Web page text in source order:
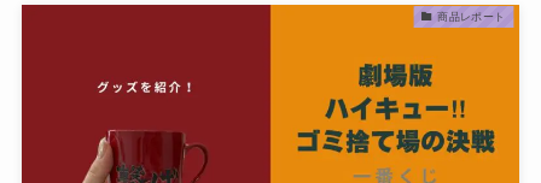
商品レポート